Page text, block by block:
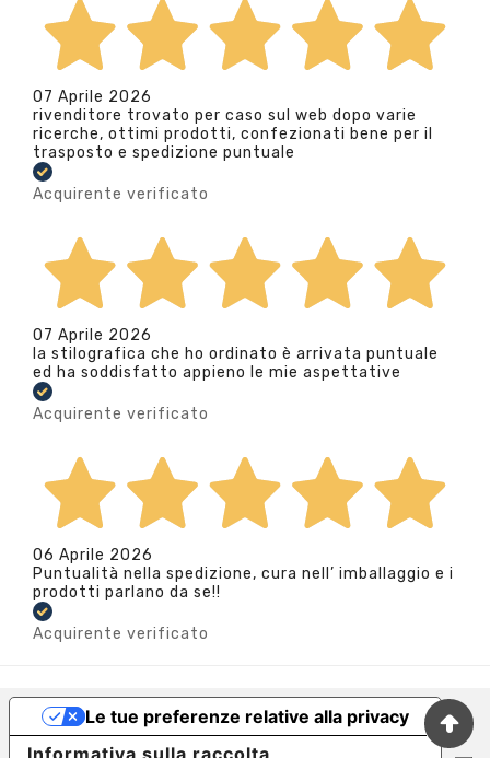
07 Aprile 2026
rivenditore trovato per caso sul web dopo varie
ricerche, ottimi prodotti, confezionati bene per il
trasposto e spedizione puntuale
Acquirente verificato
07 Aprile 2026
la stilografica che ho ordinato è arrivata puntuale
ed ha soddisfatto appieno le mie aspettative
Acquirente verificato
06 Aprile 2026
Puntualità nella spedizione, cura nell’ imballaggio e i
prodotti parlano da se!!
Acquirente verificato
Le tue preferenze relative alla privacy